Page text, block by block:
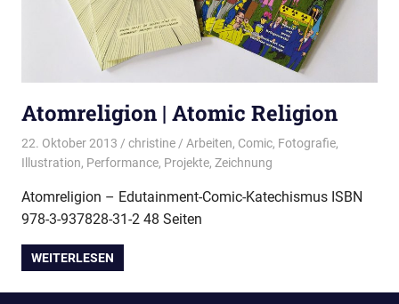
Atomreligion | Atomic Religion
22. Oktober 2013 christine Arbeiten, Comic, Fotografie,
Illustration, Performance, Projekte, Zeichnung
Atomreligion – Edutainment-Comic-Katechismus ISBN
978-3-937828-31-2 48 Seiten
WEITERLESEN